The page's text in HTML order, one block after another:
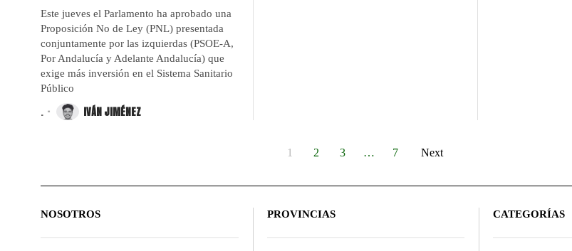
Este jueves el Parlamento ha aprobado una
Proposición No de Ley (PNL) presentada
conjuntamente por las izquierdas (PSOE-A,
Por Andalucía y Adelante Andalucía) que
exige más inversión en el Sistema Sanitario
Público
. IVÁN JIMÉNEZ
1 2 3 … 7 Next
NOSOTROS PROVINCIAS CATEGORÍAS